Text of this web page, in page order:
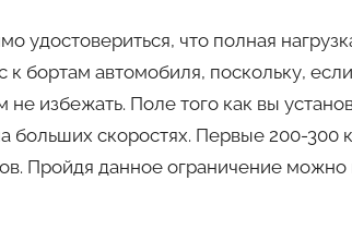
удостовериться, что полная
бортам автомобиля, поскольку,
избежать. Поле того как вы
скоростях. Первые 200-300
Пройдя данное ограничение можно